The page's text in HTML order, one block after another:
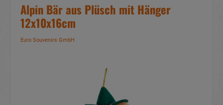
Alpin Bär aus Plüsch mit Hänger
12x10x16cm
Euro Souvenirs GmbH